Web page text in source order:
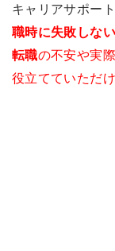
キャリアサポー
職時に失敗しない
転職の不安や実
役立てていただ